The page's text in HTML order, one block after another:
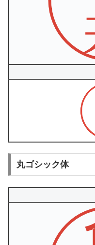
丸ゴシック体